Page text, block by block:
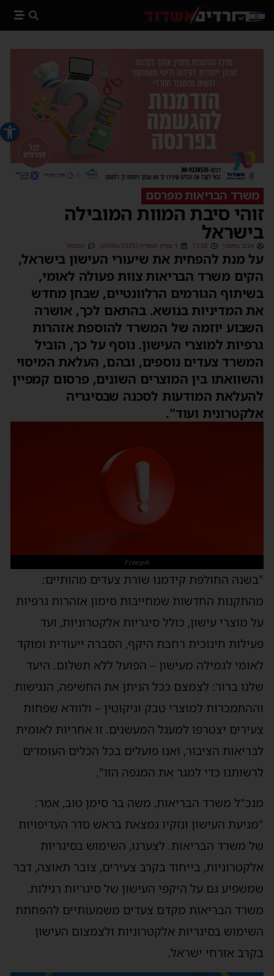
פתח
משרד הבריאות מפרסם
זוהי סיבת המוות המובילה
בישראל
אביב נחשוני 13:36 ז׳ בסיון תשפ״ה (03/06/2025) תגובות
על מנת להפחית את שיעורי העישון בישראל,
הקים משרד הבריאות צוות פעולה לאומי,
בשיתוף הגורמים הרלוונטיים, שבחן מחדש
את המדיניות בנושא. בהתאם לכך, אושרה
השבוע יוזמה של המשרד להוספת אזהרות
גרפיות למוצרי העישון. נוסף על כך, הוביל
המשרד צעדים נוספים, ובהם, העלאת המיסוי
והשוואתו בין המוצרים השונים, פרסום קמפיין
להעלאת המודעות לסכנה שבסיגריה
אלקטרונית ועוד".
Freepik
"בשנה החולפת קידמנו שורת צעדים מהותיים:
מהתקנות החדשות שמחייבות סימון אזהרות גרפיות
על מוצרי עישון, כולל סיגריות אלקטרוניות, ועד
פעילות חינוכית רחבת היקף, הסברה ייעודית ומוקד
לאומי לגמילה מעישון – הפועל ללא תשלום. היעד
שלנו ברור: לצמצם ככל הניתן את החשיפה, הנגישות
וההתמכרות למוצרי טבק וניקוטין – ולוודא שפחות
צעירים יצטרפו למעגל המעשנים. זו אחריות לאומית
לבריאות הציבור, ואנו פועלים בכל הכלים העומדים
לרשותנו כדי למגר את המגפה הזו".
מנכ"ל משרד הבריאות, משה בר סימן טוב, אמר:
"מניעת העישון ונזקיו נמצאת בראש סדר העדיפויות
של משרד הבריאות. לצערנו, השימוש בסיגריות
אלקטרוניות, בייחוד בקרב צעירים, צובר תאוצה, דבר
שמשפיע גם על היקפי העישון של סיגריות רגילות.
משרד הבריאות מקדם צעדים משמעותיים להפחתת
השימוש בסיגריות אלקטרוניות ולצמצום העישון
בקרב אזרחי ישראל.